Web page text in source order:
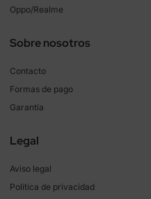
Oppo/Realme
Sobre nosotros
Contacto
Formas de pago
Garantía
Legal
Aviso legal
Política de privacidad